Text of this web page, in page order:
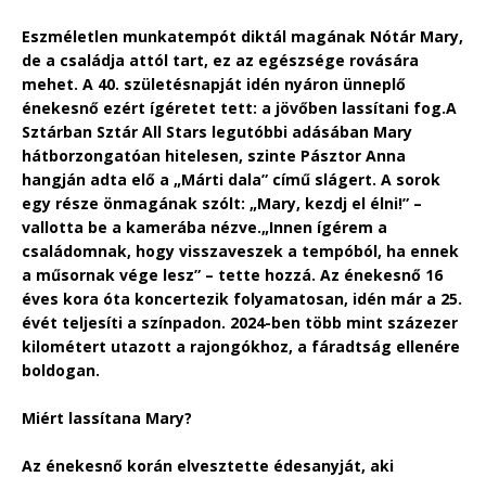
Eszméletlen munkatempót diktál magának Nótár Mary,
de a családja attól tart, ez az egészsége rovására
mehet. A 40. születésnapját idén nyáron ünneplő
énekesnő ezért ígéretet tett: a jövőben lassítani fog.A
Sztárban Sztár All Stars legutóbbi adásában Mary
hátborzongatóan hitelesen, szinte Pásztor Anna
hangján adta elő a „Márti dala” című slágert. A sorok
egy része önmagának szólt: „Mary, kezdj el élni!” –
vallotta be a kamerába nézve.„Innen ígérem a
családomnak, hogy visszaveszek a tempóból, ha ennek
a műsornak vége lesz” – tette hozzá. Az énekesnő 16
éves kora óta koncertezik folyamatosan, idén már a 25.
évét teljesíti a színpadon. 2024-ben több mint százezer
kilométert utazott a rajongókhoz, a fáradtság ellenére
boldogan.
Miért lassítana Mary?
Az énekesnő korán elvesztette édesanyját, aki